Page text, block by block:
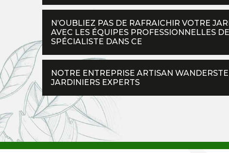
N’OUBLIEZ PAS DE RAFRAICHIR VOTRE
AVEC LES ÉQUIPES PROFESSIONNELLES
SPÉCIALISTE DANS CE
NOTRE ENTREPRISE ARTISAN
JARDINIERS EXPERTS